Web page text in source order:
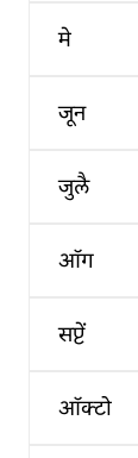
मे
जून
जुलै
ऑग
सप्टें
ऑक्टो